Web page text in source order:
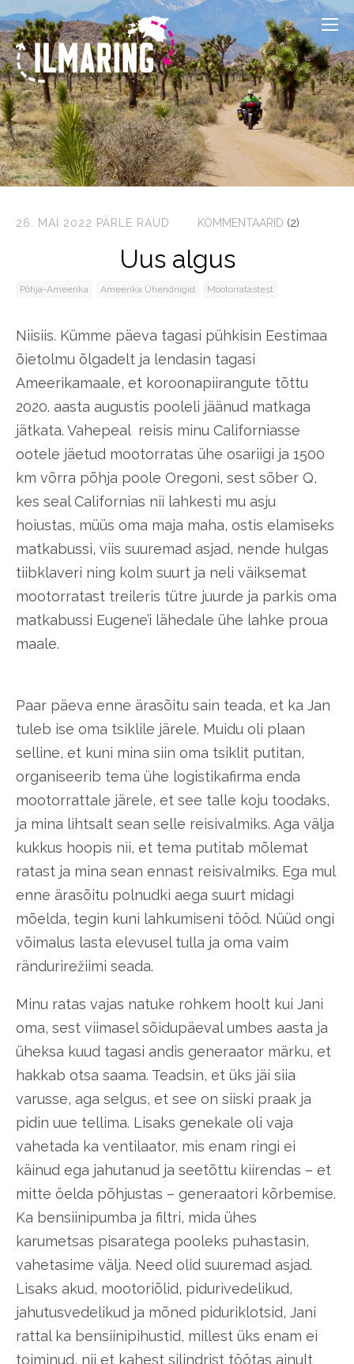
26. MAI 2022 PÄRLE RAUD KOMMENTAARID (2)
Uus algus
Põhja-Ameerika Ameerika Ühendriigid Mootorratastest
Niisiis. Kümme päeva tagasi pühkisin Eestimaa
õietolmu õlgadelt ja lendasin tagasi
Ameerikamaale, et koroonapiirangute tõttu
2020. aasta augustis pooleli jäänud matkaga
jätkata. Vahepeal reisis minu Californiasse
ootele jäetud mootorratas ühe osariigi ja 1500
km võrra põhja poole Oregoni, sest sõber Q,
kes seal Californias nii lahkesti mu asju
hoiustas, müüs oma maja maha, ostis elamiseks
matkabussi, viis suuremad asjad, nende hulgas
tiibklaveri ning kolm suurt ja neli väiksemat
mootorratast treileris tütre juurde ja parkis oma
matkabussi Eugene’i lähedale ühe lahke proua
maale.
Paar päeva enne ärasõitu sain teada, et ka Jan
tuleb ise oma tsiklile järele. Muidu oli plaan
selline, et kuni mina siin oma tsiklit putitan,
organiseerib tema ühe logistikafirma enda
mootorrattale järele, et see talle koju toodaks,
ja mina lihtsalt sean selle reisivalmiks. Aga välja
kukkus hoopis nii, et tema putitab mõlemat
ratast ja mina sean ennast reisivalmiks. Ega mul
enne ärasõitu polnudki aega suurt midagi
mõelda, tegin kuni lahkumiseni tööd. Nüüd ongi
võimalus lasta elevusel tulla ja oma vaim
rändurirežiimi seada.
Minu ratas vajas natuke rohkem hoolt kui Jani
oma, sest viimasel sõidupäeval umbes aasta ja
üheksa kuud tagasi andis generaator märku, et
hakkab otsa saama. Teadsin, et üks jäi siia
varusse, aga selgus, et see on siiski praak ja
pidin uue tellima. Lisaks genekale oli vaja
vahetada ka ventilaator, mis enam ringi ei
käinud ega jahutanud ja seetõttu kiirendas – et
mitte öelda põhjustas – generaatori kõrbemise.
Ka bensiinipumba ja filtri, mida ühes
karumetsas pisaratega pooleks puhastasin,
vahetasime välja. Need olid suuremad asjad.
Lisaks akud, mootoriõlid, pidurivedelikud,
jahutusvedelikud ja mõned piduriklotsid, Jani
rattal ka bensiinipihustid, millest üks enam ei
toiminud, nii et kahest silindrist töötas ainult